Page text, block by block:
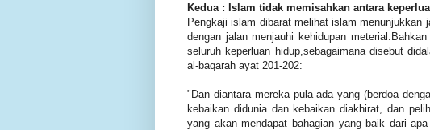
Kedua : Islam tidak memisahkan antara
Pengkaji islam dibarat melihat islam menunjukkan
dengan jalan menjauhi kehidupan
seluruh keperluan hidup,sebagaimana disebut
al-baqarah ayat 201-202:
"Dan diantara mereka pula ada yang (berdoa
kebaikan didunia dan kebaikan diakhirat, dan
yang akan mendapat bahagian yang baik dari